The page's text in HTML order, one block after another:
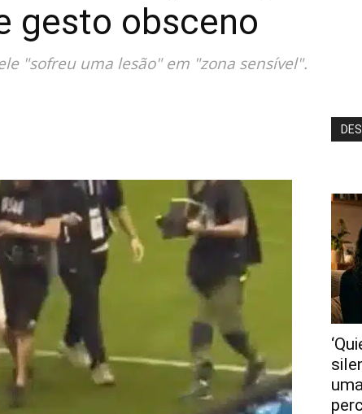
gesto obsceno
"sofreu uma lesão" em "zona sensível".